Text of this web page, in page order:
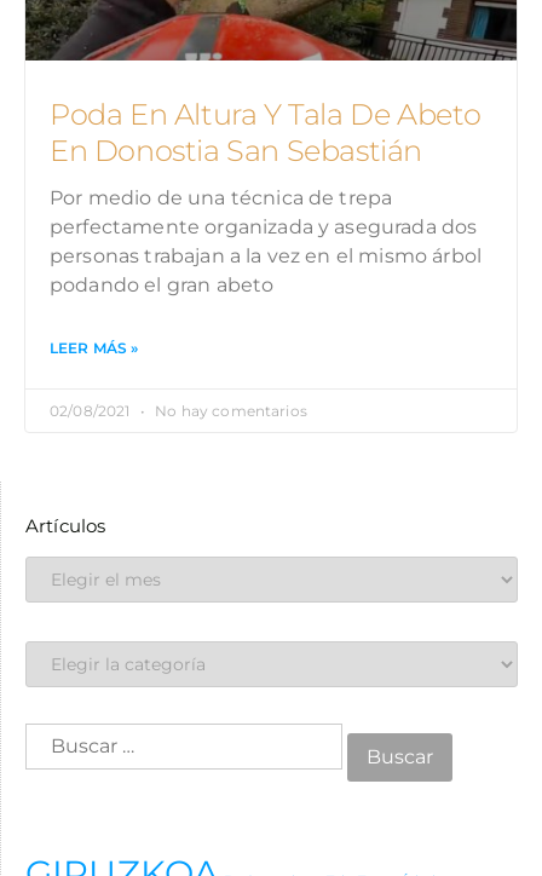
Poda En Altura Y Tala De Abeto
En Donostia San Sebastián
Por medio de una técnica de trepa
perfectamente organizada y asegurada dos
personas trabajan a la vez en el mismo árbol
podando el gran abeto
LEER MÁS »
02/08/2021 No hay comentarios
Artículos